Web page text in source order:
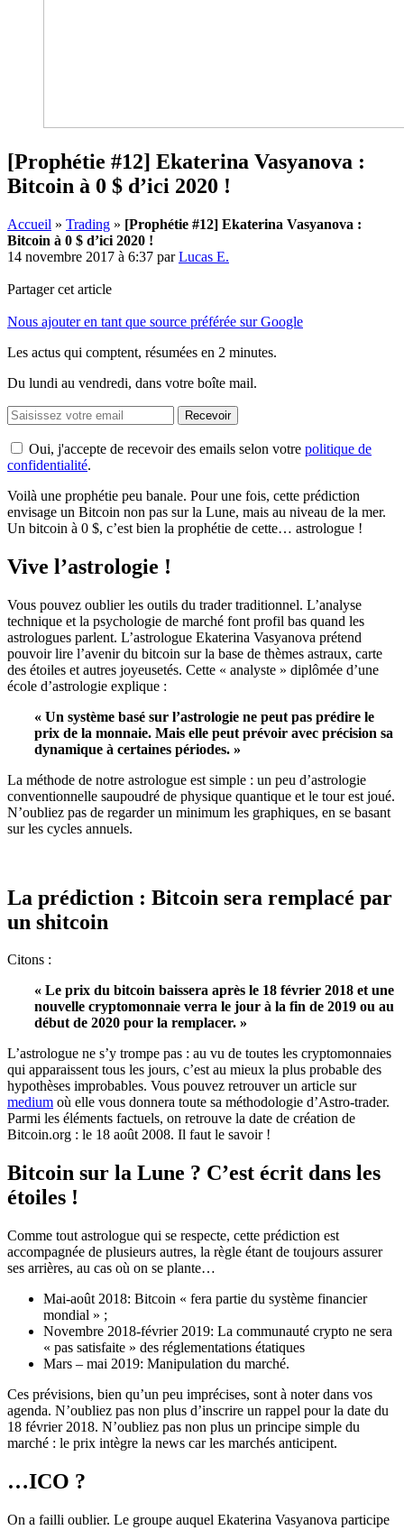
[Prophétie #12] Ekaterina Vasyanova :
Bitcoin à 0 $ d’ici 2020 !
Accueil » Trading » [Prophétie #12] Ekaterina Vasyanova :
Bitcoin à 0 $ d’ici 2020 !
14 novembre 2017 à 6:37 parLucas E.
Partager cet article
Nous ajouter en tant que source préférée sur Google
Les actus qui comptent, résumées en 2 minutes.
Du lundi au vendredi, dans votre boîte mail.
Recevoir
Oui, j'accepte de recevoir des emails selon votre politique de
confidentialité.
Voilà une prophétie peu banale. Pour une fois, cette prédiction
envisage un Bitcoin non pas sur la Lune, mais au niveau de la mer.
Un bitcoin à 0 $, c’est bien la prophétie de cette… astrologue !
Vive l’astrologie !
Vous pouvez oublier les outils du trader traditionnel. L’analyse
technique et la psychologie de marché font profil bas quand les
astrologues parlent. L’astrologue Ekaterina Vasyanova prétend
pouvoir lire l’avenir du bitcoin sur la base de thèmes astraux, carte
des étoiles et autres joyeusetés. Cette « analyste » diplômée d’une
école d’astrologie explique :
« Un système basé sur l’astrologie ne peut pas prédire le
prix de la monnaie. Mais elle peut prévoir avec précision sa
dynamique à certaines périodes. »
La méthode de notre astrologue est simple : un peu d’astrologie
conventionnelle saupoudré de physique quantique et le tour est joué.
N’oubliez pas de regarder un minimum les graphiques, en se basant
sur les cycles annuels.
La prédiction : Bitcoin sera remplacé par
un shitcoin
Citons :
« Le prix du bitcoin baissera après le 18 février 2018 et une
nouvelle cryptomonnaie verra le jour à la fin de 2019 ou au
début de 2020 pour la remplacer. »
L’astrologue ne s’y trompe pas : au vu de toutes les cryptomonnaies
qui apparaissent tous les jours, c’est au mieux la plus probable des
hypothèses improbables. Vous pouvez retrouver un article sur
medium où elle vous donnera toute sa méthodologie d’Astro-trader.
Parmi les éléments factuels, on retrouve la date de création de
Bitcoin.org : le 18 août 2008. Il faut le savoir !
Bitcoin sur la Lune ? C’est écrit dans les
étoiles !
Comme tout astrologue qui se respecte, cette prédiction est
accompagnée de plusieurs autres, la règle étant de toujours assurer
ses arrières, au cas où on se plante…
Mai-août 2018: Bitcoin « fera partie du système financier
mondial » ;
Novembre 2018-février 2019: La communauté crypto ne sera
« pas satisfaite » des réglementations étatiques
Mars – mai 2019: Manipulation du marché.
Ces prévisions, bien qu’un peu imprécises, sont à noter dans vos
agenda. N’oubliez pas non plus d’inscrire un rappel pour la date du
18 février 2018. N’oubliez pas non plus un principe simple du
marché : le prix intègre la news car les marchés anticipent.
…ICO ?
On a failli oublier. Le groupe auquel Ekaterina Vasyanova participe